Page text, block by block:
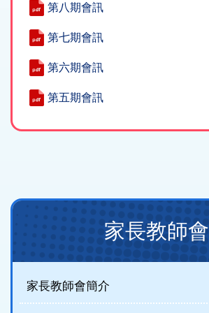
第八期會訊
第七期會訊
第六期會訊
第五期會訊
Main
(new)
家長教師會
家長教師會簡介